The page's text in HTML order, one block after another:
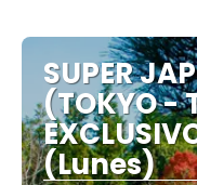
SUPER
(TOKYO -
(Lunes)